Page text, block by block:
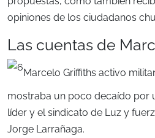
opiniones de los ciudadanos
Las cuentas de
Marcelo Griffiths activo
mostraba un poco decaído por
líder y el sindicato de Luz y
Jorge Larrañaga.